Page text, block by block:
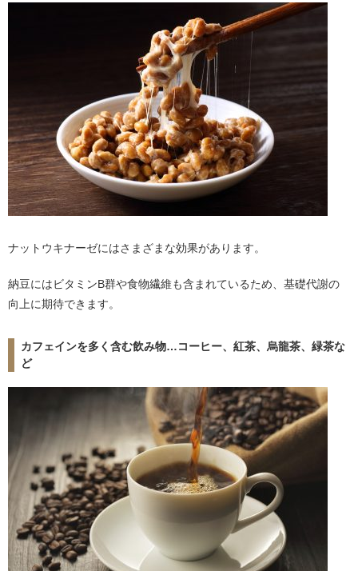
ナットウキナーゼにはさまざまな効果があります。
納豆にはビタミンB群や食物繊維も含まれているため、基礎代謝の
向上に期待できます。
カフェインを多く含む飲み物…コーヒー、紅茶、烏龍茶、緑茶な
ど